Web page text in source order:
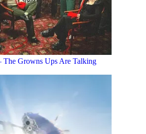
The Growns Ups Are Talking